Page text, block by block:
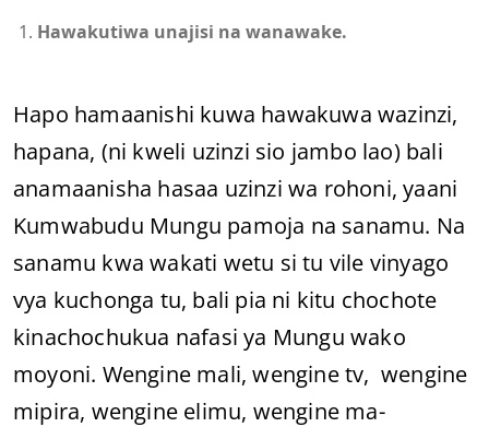
Hawakutiwa unajisi na wanawake.
Hapo hamaanishi kuwa hawakuwa wazinzi,
hapana, (ni kweli uzinzi sio jambo lao) bali
anamaanisha hasaa uzinzi wa rohoni, yaani
Kumwabudu Mungu pamoja na sanamu. Na
sanamu kwa wakati wetu si tu vile vinyago
vya kuchonga tu, bali pia ni kitu chochote
kinachochukua nafasi ya Mungu wako
moyoni. Wengine mali, wengine tv, wengine
mipira, wengine elimu, wengine ma-